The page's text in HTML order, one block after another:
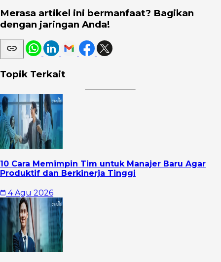
Merasa artikel ini bermanfaat? Bagikan
dengan jaringan Anda!
Topik Terkait
10 Cara Memimpin Tim untuk Manajer Baru Agar
Produktif dan Berkinerja Tinggi
4 Agu 2026